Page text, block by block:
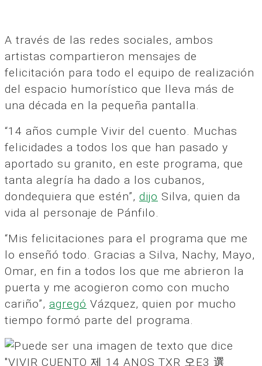
A través de las redes sociales, ambos
artistas compartieron mensajes de
felicitación para todo el equipo de realización
del espacio humorístico que lleva más de
una década en la pequeña pantalla.
“14 años cumple Vivir del cuento. Muchas
felicidades a todos los que han pasado y
aportado su granito, en este programa, que
tanta alegría ha dado a los cubanos,
dondequiera que estén”, dijo Silva, quien da
vida al personaje de Pánfilo.
“Mis felicitaciones para el programa que me
lo enseñó todo. Gracias a Silva, Nachy, Mayo,
Omar, en fin a todos los que me abrieron la
puerta y me acogieron como con mucho
cariño”, agregó Vázquez, quien por mucho
tiempo formó parte del programa.